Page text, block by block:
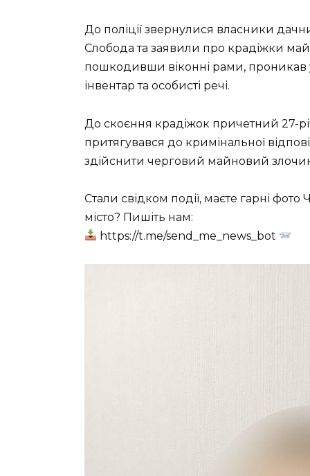
До поліції звернулися власники
Слобода та заявили про крадіжки
пошкодивши віконні рами, проникав
інвентар та особисті речі.
До скоєння крадіжок причетний 27-
притягувався до кримінальної
здійснити черговий майновий
Стали свідком події, маєте гарні
місто? Пишіть нам:
https://t.me/send_me_news_bot